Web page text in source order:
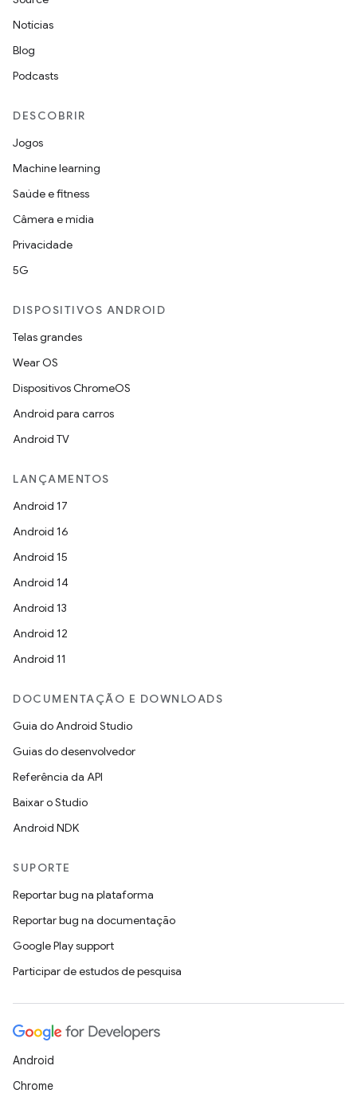
Notícias
Blog
Podcasts
DESCOBRIR
Jogos
Machine learning
Saúde e fitness
Câmera e mídia
Privacidade
5G
DISPOSITIVOS ANDROID
Telas grandes
Wear OS
Dispositivos ChromeOS
Android para carros
Android TV
LANÇAMENTOS
Android 17
Android 16
Android 15
Android 14
Android 13
Android 12
Android 11
DOCUMENTAÇÃO E DOWNLOADS
Guia do Android Studio
Guias do desenvolvedor
Referência da API
Baixar o Studio
Android NDK
SUPORTE
Reportar bug na plataforma
Reportar bug na documentação
Google Play support
Participar de estudos de pesquisa
Android
Chrome